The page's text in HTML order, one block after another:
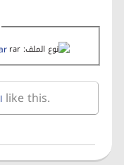
like this.